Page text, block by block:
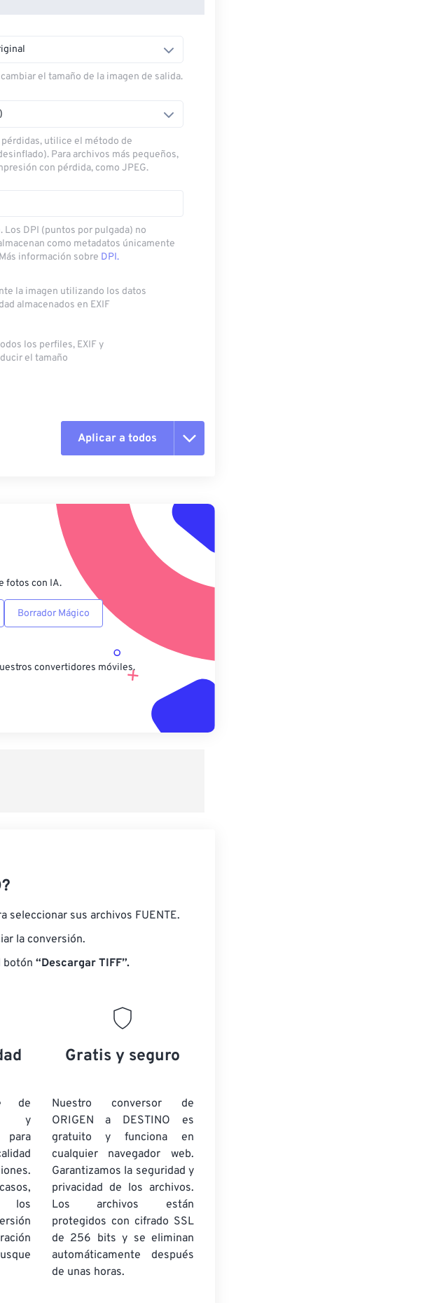
el tamaño de la imagen de salida.
utilice el método de
Para archivos más pequeños,
con pérdida, como JPEG.
DPI (puntos por pulgada) no
como metadatos únicamente
información sobre DPI.
la imagen utilizando los datos
almacenados en EXIF
los perfiles, EXIF ​​y
el tamaño
Aplicar a todos
Aplicar desde el ajuste preestablecido
Guardar como preestablecido
fotos con IA.
Borrador Mágico
convertidores móviles.
seleccionar sus archivos FUENTE.
la conversión.
botón “Descargar TIFF”.
de
y
los
Gratis y seguro
Nuestro conversor de
ORIGEN a DESTINO es
gratuito y funciona en
cualquier navegador web.
Garantizamos la seguridad y
privacidad de los archivos.
Los archivos están
protegidos con cifrado SSL
de 256 bits y se eliminan
automáticamente después
de unas horas.